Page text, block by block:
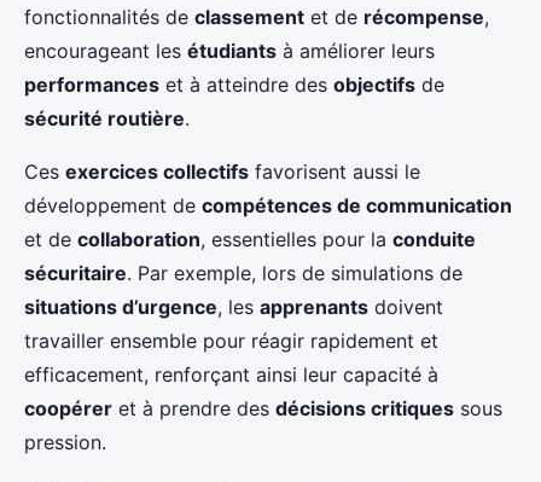
fonctionnalités de classement et de récompense,
encourageant les étudiants à améliorer leurs
performances et à atteindre des objectifs de
sécurité routière.
Ces exercices collectifs favorisent aussi le
développement de compétences de communication
et de collaboration, essentielles pour la conduite
sécuritaire. Par exemple, lors de simulations de
situations d’urgence, les apprenants doivent
travailler ensemble pour réagir rapidement et
efficacement, renforçant ainsi leur capacité à
coopérer et à prendre des décisions critiques sous
pression.